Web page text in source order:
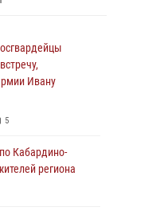
Ивану
5
Кабардино-
региона